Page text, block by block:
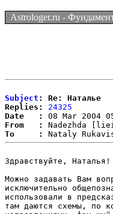
Astrologer.ru -
Subject : Re: Наталье
Replies:
24325
Date   :
From   :
To     :
Nataly
Здравствуйте, Наталья!
Можно задавать Вам
исключительно
использовали в
там даются схемы, по